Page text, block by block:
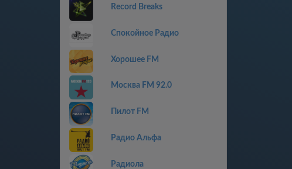
Record Breaks
Спокойное Радио
Хорошее FM
Москва FM 92.0
Пилот FM
Радио Альфа
Радиола